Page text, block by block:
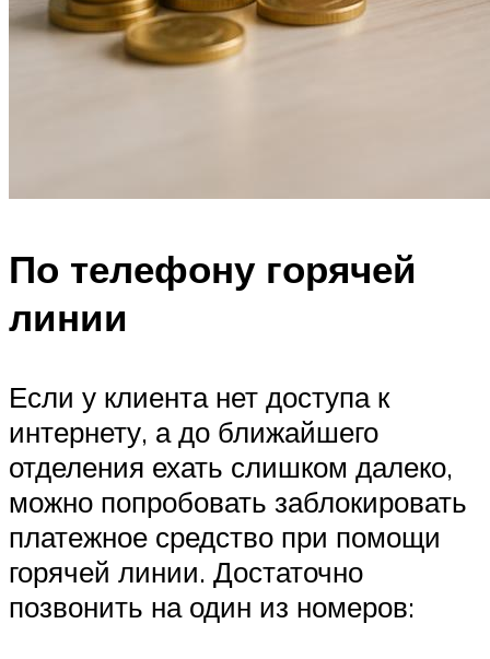
По телефону горячей
линии
Если у клиента нет доступа к
интернету, а до ближайшего
отделения ехать слишком далеко,
можно попробовать заблокировать
платежное средство при помощи
горячей линии. Достаточно
позвонить на один из номеров: